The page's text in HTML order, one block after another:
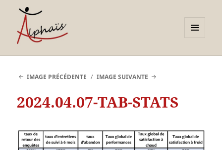
compétences et
orientations adultes et
jeunes
WIDGETS
IMAGE PRÉCÉDENTE IMAGE SUIVANTE
2024.04.07-TAB-STATS